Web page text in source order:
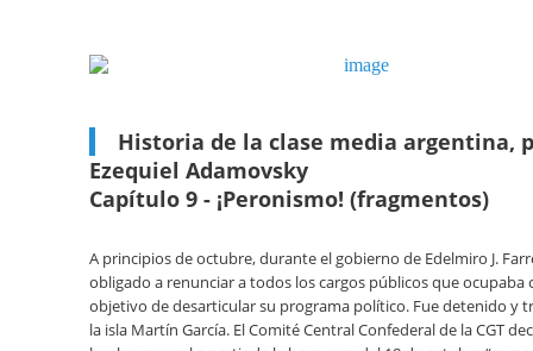
Historia de la clase media argentina,
Ezequiel Adamovsky
Capítulo 9 - ¡Peronismo! (fragmentos)
A principios de octubre, durante el gobierno de Edelmiro J.
obligado a renunciar a todos los cargos públicos que ocupaba
objetivo de desarticular su programa político. Fue detenido y
la isla Martín García. El Comité Central Confederal de la CGT